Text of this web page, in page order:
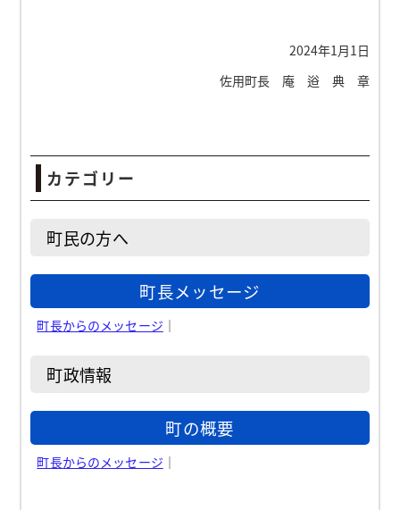
2024年1月1日
佐用町長 庵 逧 典 章
カテゴリー
町民の方へ
町長メッセージ
町長からのメッセージ ｜
町政情報
町の概要
町長からのメッセージ ｜